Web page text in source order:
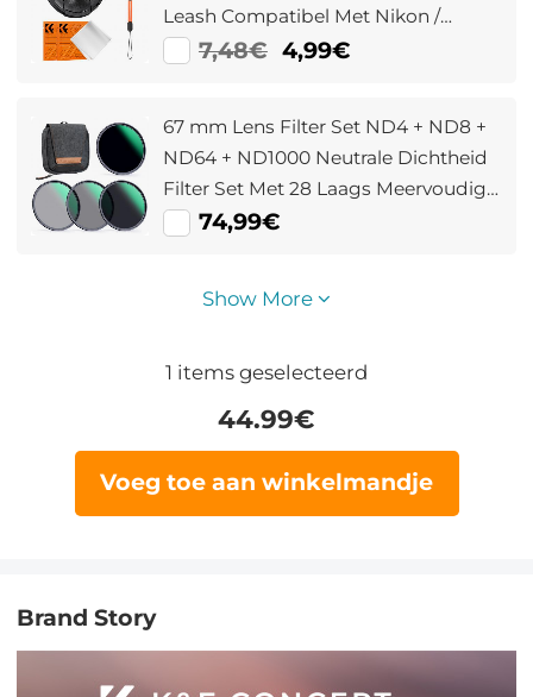
Leash Compatibel Met Nikon /
Canon / Sony / Fujifilm Cameralenzen
7,48€ 4,99€
67 mm Lens Filter Set ND4 + ND8 +
ND64 + ND1000 Neutrale Dichtheid
Filter Set Met 28 Laags Meervoudig
Gecoat HD Optisch Glas en 4 Delige
74,99€
Show More
1 items geselecteerd
44.99€
Voeg toe aan winkelmandje
Brand Story